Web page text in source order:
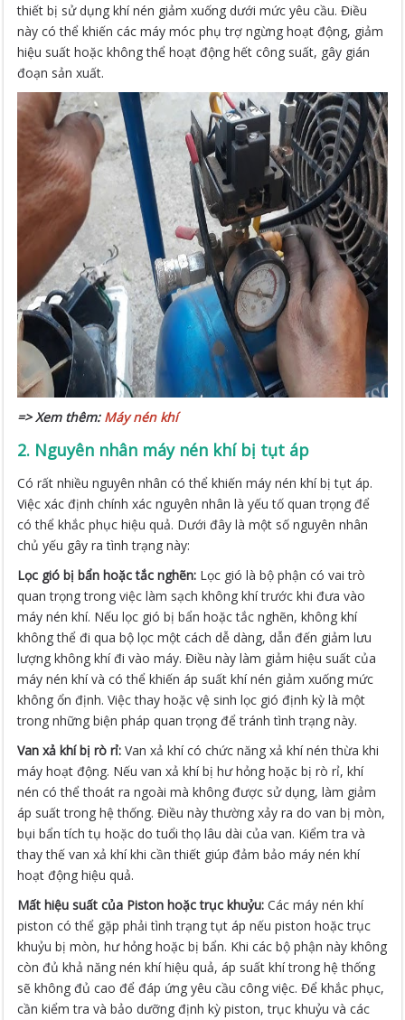
thiết bị sử dụng khí nén giảm xuống dưới mức yêu cầu. Điều
này có thể khiến các máy móc phụ trợ ngừng hoạt động, giảm
hiệu suất hoặc không thể hoạt động hết công suất, gây gián
đoạn sản xuất.
=> Xem thêm: Máy nén khí
2. Nguyên nhân máy nén khí bị tụt áp
Có rất nhiều nguyên nhân có thể khiến máy nén khí bị tụt áp.
Việc xác định chính xác nguyên nhân là yếu tố quan trọng để
có thể khắc phục hiệu quả. Dưới đây là một số nguyên nhân
chủ yếu gây ra tình trạng này:
Lọc gió bị bẩn hoặc tắc nghẽn: Lọc gió là bộ phận có vai trò
quan trọng trong việc làm sạch không khí trước khi đưa vào
máy nén khí. Nếu lọc gió bị bẩn hoặc tắc nghẽn, không khí
không thể đi qua bộ lọc một cách dễ dàng, dẫn đến giảm lưu
lượng không khí đi vào máy. Điều này làm giảm hiệu suất của
máy nén khí và có thể khiến áp suất khí nén giảm xuống mức
không ổn định. Việc thay hoặc vệ sinh lọc gió định kỳ là một
trong những biện pháp quan trọng để tránh tình trạng này.
Van xả khí bị rò rỉ:Van xả khí có chức năng xả khí nén thừa khi
máy hoạt động. Nếu van xả khí bị hư hỏng hoặc bị rò rỉ, khí
nén có thể thoát ra ngoài mà không được sử dụng, làm giảm
áp suất trong hệ thống. Điều này thường xảy ra do van bị mòn,
bụi bẩn tích tụ hoặc do tuổi thọ lâu dài của van. Kiểm tra và
thay thế van xả khí khi cần thiết giúp đảm bảo máy nén khí
hoạt động hiệu quả.
Mất hiệu suất của Piston hoặc trục khuỷu: Các máy nén khí
piston có thể gặp phải tình trạng tụt áp nếu piston hoặc trục
khuỷu bị mòn, hư hỏng hoặc bị bẩn. Khi các bộ phận này không
còn đủ khả năng nén khí hiệu quả, áp suất khí trong hệ thống
sẽ không đủ cao để đáp ứng yêu cầu công việc. Để khắc phục,
cần kiểm tra và bảo dưỡng định kỳ piston, trục khuỷu và các